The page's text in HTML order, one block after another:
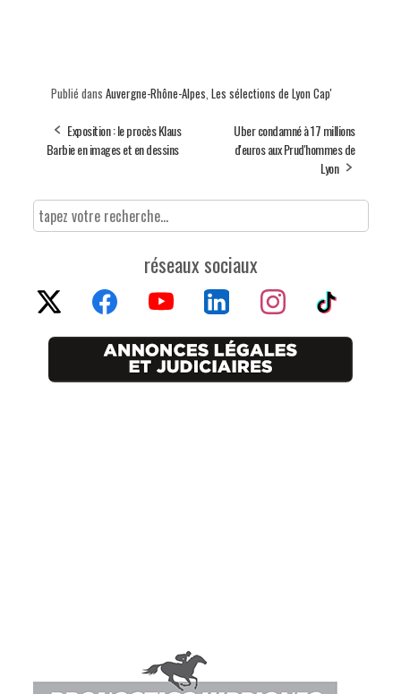
Publié dans Auvergne-Rhône-Alpes Les sélections de Lyon Cap'
Exposition : le procès Klaus
Barbie en images et en dessins
Uber condamné à 17 millions
d'euros aux Prud'hommes de
Lyon
réseaux sociaux